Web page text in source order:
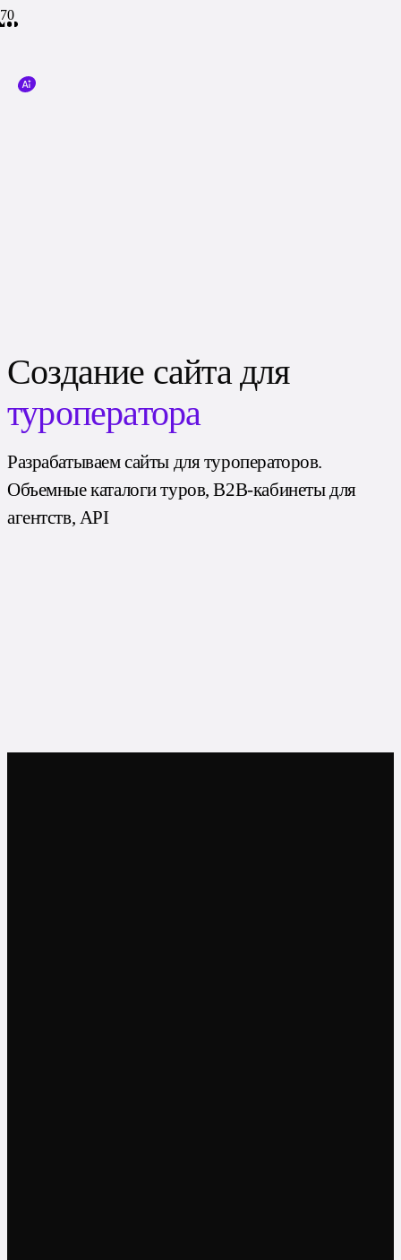
Создание сайта для
туроператора
Разрабатываем сайты для туроператоров.
Объемные каталоги туров, B2B-кабинеты для
агентств, API